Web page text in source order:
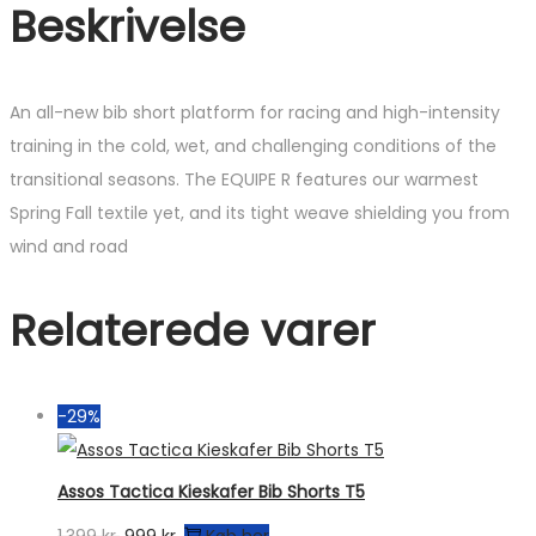
Beskrivelse
An all-new bib short platform for racing and high-intensity
training in the cold, wet, and challenging conditions of the
transitional seasons. The EQUIPE R features our warmest
Spring Fall textile yet, and its tight weave shielding you from
wind and road
Relaterede varer
-29%
Assos Tactica Kieskafer Bib Shorts T5